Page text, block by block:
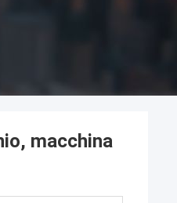
Preventivo
macchina